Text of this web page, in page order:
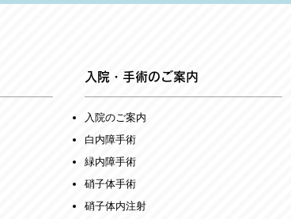
入院・手術のご案内
入院のご案内
白内障手術
緑内障手術
硝子体手術
​硝子体内注射